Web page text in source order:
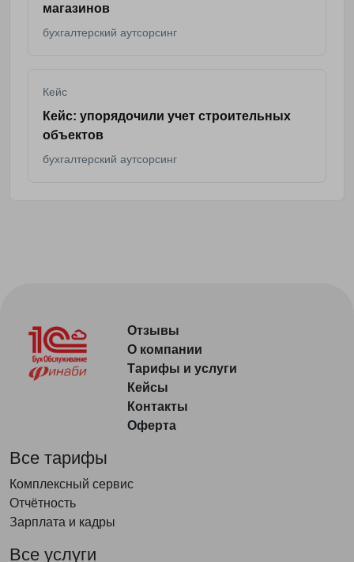
магазинов
бухгалтерский аутсорсинг
Кейс
Кейс: упорядочили учет строительных
объектов
бухгалтерский аутсорсинг
Отзывы
О компании
Тарифы и услуги
Кейсы
Контакты
Оферта
Все тарифы
Комплексный сервис
Отчётность
Зарплата и кадры
Все услуги